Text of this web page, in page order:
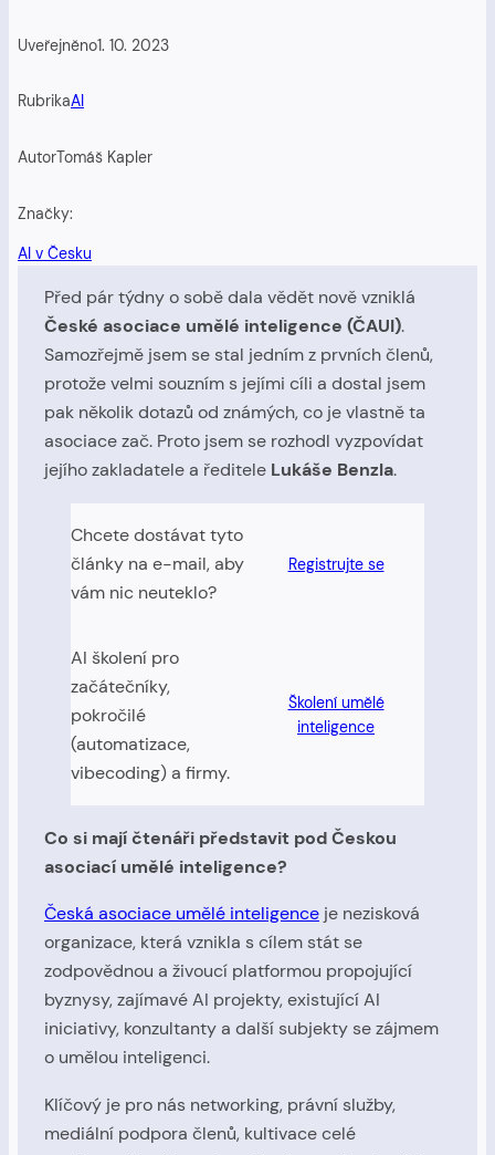
Uveřejněno1. 10. 2023
RubrikaAI
AutorTomáš Kapler
Značky:
AI v Česku
Před pár týdny o sobě dala vědět nově vzniklá
České asociace umělé inteligence (ČAUI).
Samozřejmě jsem se stal jedním z prvních členů,
protože velmi souzním s jejími cíli a dostal jsem
pak několik dotazů od známých, co je vlastně ta
asociace zač. Proto jsem se rozhodl vyzpovídat
jejího zakladatele a ředitele Lukáše Benzla.
Chcete dostávat tyto
články na e-mail, aby
vám nic neuteklo?
Registrujte se
AI školení pro
začátečníky,
pokročilé
(automatizace,
vibecoding) a firmy.
Školení umělé
inteligence
Co si mají čtenáři představit pod Českou
asociací umělé inteligence?
Česká asociace umělé inteligence je nezisková
organizace, která vznikla s cílem stát se
zodpovědnou a živoucí platformou propojující
byznysy, zajímavé AI projekty, existující AI
iniciativy, konzultanty a další subjekty se zájmem
o umělou inteligenci.
Klíčový je pro nás networking, právní služby,
mediální podpora členů, kultivace celé